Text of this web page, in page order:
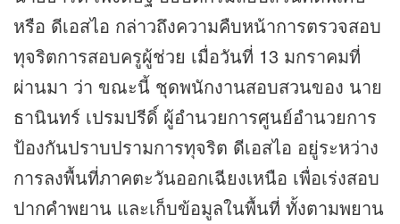
หรือ ดีเอสไอ กล่าวถึงความคืบหน้าการตรวจสอบ
ทุจริตการสอบครูผู้ช่วย เมื่อวันที่ 13 มกราคมที่
ผ่านมา ว่า ขณะนี้ ชุดพนักงานสอบสวนของ นาย
ธานินทร์ เปรมปรีดิ์ ผู้อำนวยการศูนย์อำนวยการ
ป้องกันปราบปรามการทุจริต ดีเอสไอ อยู่ระหว่าง
การลงพื้นที่ภาคตะวันออกเฉียงเหนือ เพื่อเร่งสอบ
ปากคำพยาน และเก็บข้อมูลในพื้นที่ ทั้งตามพยาน